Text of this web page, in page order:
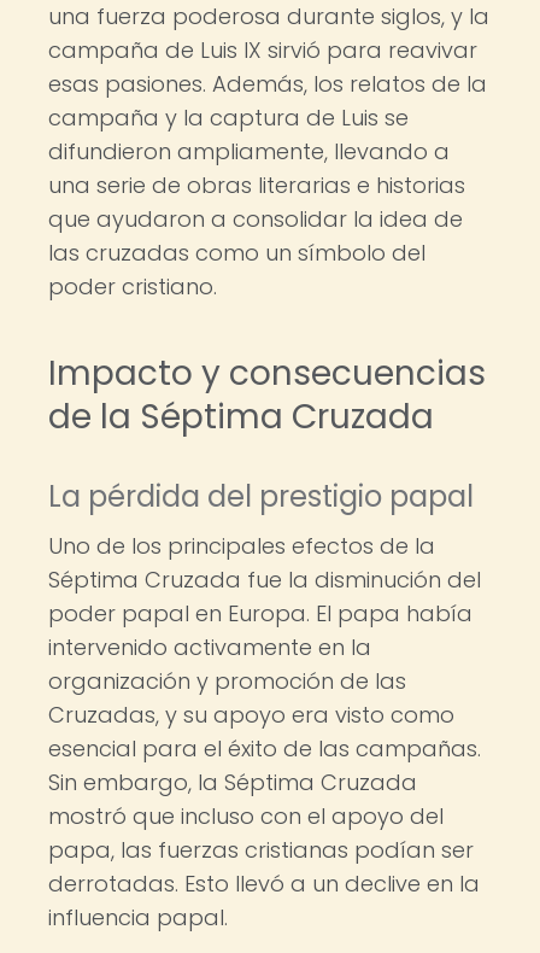
una fuerza poderosa durante siglos, y la
campaña de Luis IX sirvió para reavivar
esas pasiones. Además, los relatos de la
campaña y la captura de Luis se
difundieron ampliamente, llevando a
una serie de obras literarias e historias
que ayudaron a consolidar la idea de
las cruzadas como un símbolo del
poder cristiano.
Impacto y consecuencias
de la Séptima Cruzada
La pérdida del prestigio papal
Uno de los principales efectos de la
Séptima Cruzada fue la disminución del
poder papal en Europa. El papa había
intervenido activamente en la
organización y promoción de las
Cruzadas, y su apoyo era visto como
esencial para el éxito de las campañas.
Sin embargo, la Séptima Cruzada
mostró que incluso con el apoyo del
papa, las fuerzas cristianas podían ser
derrotadas. Esto llevó a un declive en la
influencia papal.